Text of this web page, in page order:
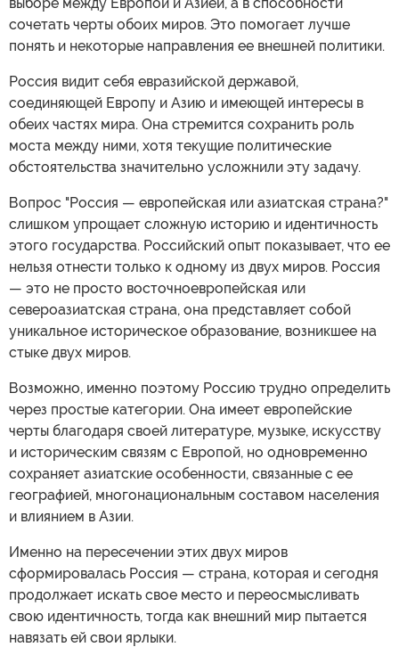
сочетать черты обоих миров. Это помогает лучше
понять и некоторые направления ее внешней политики.
Россия видит себя евразийской державой,
соединяющей Европу и Азию и имеющей интересы в
обеих частях мира. Она стремится сохранить роль
моста между ними, хотя текущие политические
обстоятельства значительно усложнили эту задачу.
Вопрос "Россия — европейская или азиатская страна?"
слишком упрощает сложную историю и идентичность
этого государства. Российский опыт показывает, что ее
нельзя отнести только к одному из двух миров. Россия
— это не просто восточноевропейская или
североазиатская страна, она представляет собой
уникальное историческое образование, возникшее на
стыке двух миров.
Возможно, именно поэтому Россию трудно определить
через простые категории. Она имеет европейские
черты благодаря своей литературе, музыке, искусству
и историческим связям с Европой, но одновременно
сохраняет азиатские особенности, связанные с ее
географией, многонациональным составом населения
и влиянием в Азии.
Именно на пересечении этих двух миров
сформировалась Россия — страна, которая и сегодня
продолжает искать свое место и переосмысливать
свою идентичность, тогда как внешний мир пытается
навязать ей свои ярлыки.